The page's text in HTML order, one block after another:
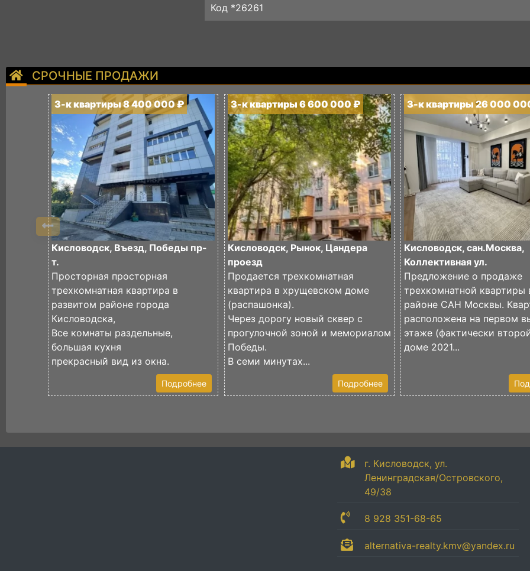
Код *26261
СРОЧНЫЕ ПРОДАЖИ
3-к квартиры 8 400 000 ₽
Кисловодск, Въезд, Победы пр-
т.
Просторная просторная
трехкомнатная квартира в
развитом районе города
Кисловодска,
Все комнаты раздельные,
большая кухня
прекрасный вид из окна.
Подробнее
3-к квартиры 6 600 000 ₽
Кисловодск, Рынок, Цандера
проезд
Продается трехкомнатная
квартира в хрущевском доме
(распашонка).
Через дорогу новый сквер с
прогулочной зоной и мемориалом
Победы.
В семи минутах...
Подробнее
3-к квартиры 26 000
Кисловодск, сан.Москва,
Коллективная ул.
Предложение о продаже
трехкомнатной квартиры
районе САН Москвы.
расположена на первом
этаже (фактически
доме 2021...
г. Кисловодск, ул.
Ленинградская/Островского,
49/38
8 928 351-68-65
alternativa-realty.kmv@yandex.ru